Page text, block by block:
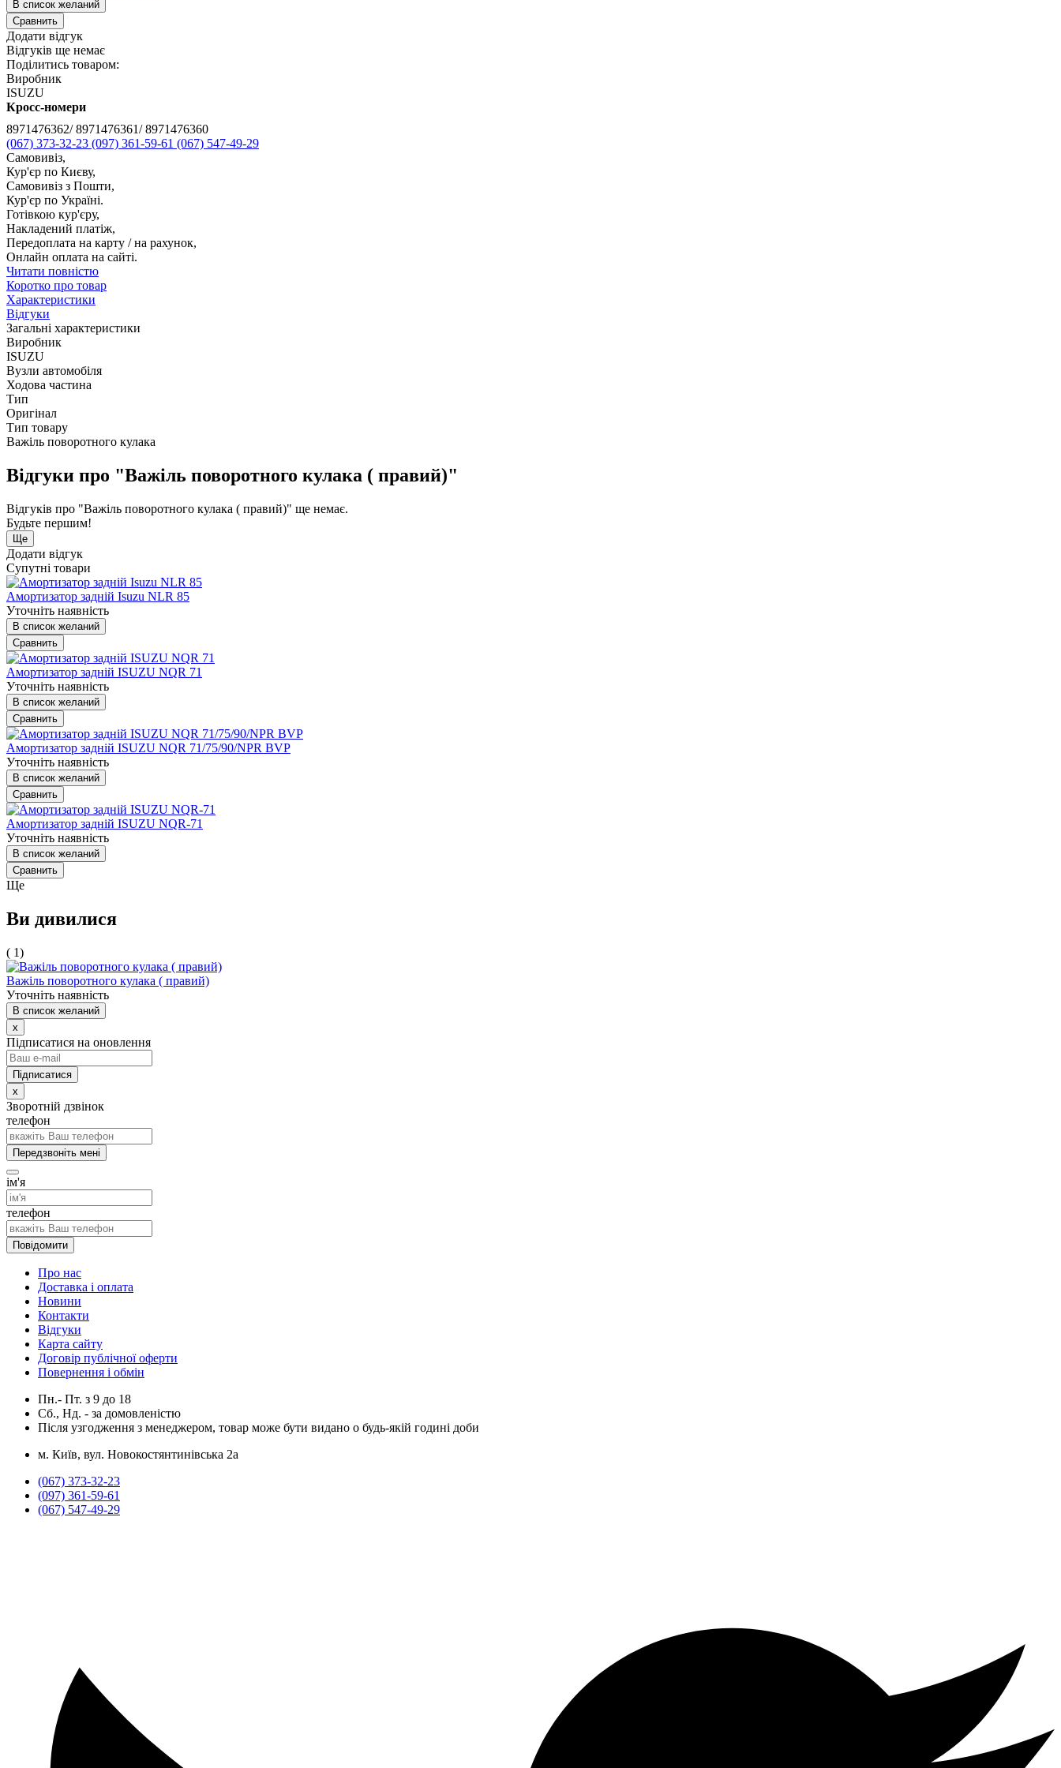
В список желаний
Сравнить
Додати відгук
Відгуків ще немає
Поділитись товаром:
Виробник
ISUZU
Кросс-номери
8971476362/ 8971476361/ 8971476360
(067) 373-32-23 (097) 361-59-61 (067) 547-49-29
Самовивіз,
Кур'єр по Києву,
Самовивіз з Пошти,
Кур'єр по Україні.
Готівкою кур'єру,
Накладений платіж,
Передоплата на карту / на рахунок,
Онлайн оплата на сайті.
Читати повністю
Коротко про товар
Характеристики
Відгуки
Загальні характеристики
Виробник
ISUZU
Вузли автомобіля
Ходова частина
Тип
Оригінал
Тип товару
Важіль поворотного кулака
Відгуки про "Важіль поворотного кулака ( правий)"
Відгуків про "Важіль поворотного кулака ( правий)" ще немає.
Будьте першим!
Ще
Додати відгук
Супутні товари
Амортизатор задній Isuzu NLR 85
Уточніть наявність
В список желаний
Сравнить
Амортизатор задній ISUZU NQR 71
Уточніть наявність
В список желаний
Сравнить
Амортизатор задній ISUZU NQR 71/75/90/NPR BVP
Уточніть наявність
В список желаний
Сравнить
Амортизатор задній ISUZU NQR-71
Уточніть наявність
В список желаний
Сравнить
Ще
Ви дивилися
( 1)
Важіль поворотного кулака ( правий)
Уточніть наявність
В список желаний
x
Підписатися на оновлення
x
Зворотній дзвінок
телефон
Передзвоніть мені
ім'я
телефон
Повідомити
Про нас
Доставка і оплата
Новини
Контакти
Відгуки
Карта сайту
Договір публічної оферти
Повернення і обмін
Пн.- Пт. з 9 до 18
Сб., Нд. - за домовленістю
Після узгодження з менеджером, товар може бути видано о будь-якій годині доби
м. Київ, вул. Новокостянтинівська 2а
(067) 373-32-23
(097) 361-59-61
(067) 547-49-29